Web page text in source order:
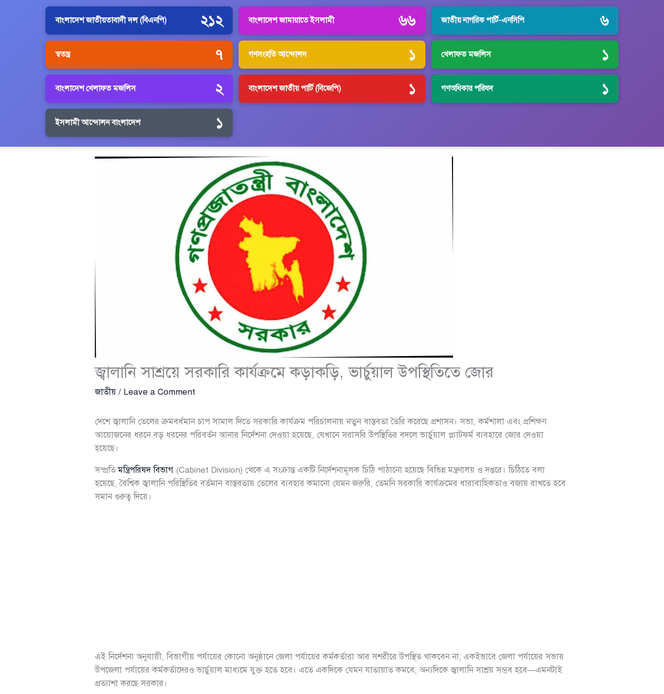
বাংলাদেশ জাতীয়তাবাদী দল (বিএনপি) ২১২ বাংলাদেশ জামায়াতে ইসলামী ৬৬ জাতীয় নাগরিক পার্টি-এনসিপি ৬
স্বতন্ত্র ৭ গণসংহতি আন্দোলন ১ খেলাফত মজলিস ১
বাংলাদেশ খেলাফত মজলিস ২ বাংলাদেশ জাতীয় পার্টি (বিজেপি) ১ গণঅধিকার পরিষদ ১
ইসলামী আন্দোলন বাংলাদেশ ১
জ্বালানি সাশ্রয়ে সরকারি কার্যক্রমে কড়াকড়ি, ভার্চুয়াল উপস্থিতিতে জোর
জাতীয় / Leave a Comment
দেশে জ্বালানি তেলের ক্রমবর্ধমান চাপ সামাল দিতে সরকারি কার্যক্রম পরিচালনায় নতুন বাস্তবতা তৈরি করেছে প্রশাসন। সভা, কর্মশালা এবং প্রশিক্ষণ
আয়োজনের ধরনে বড় ধরনের পরিবর্তন আনার নির্দেশনা দেওয়া হয়েছে, যেখানে সরাসরি উপস্থিতির বদলে ভার্চুয়াল প্ল্যাটফর্ম ব্যবহারে জোর দেওয়া
হয়েছে।
সম্প্রতিমন্ত্রিপরিষদ বিভাগ (Cabinet Division) থেকে এ সংক্রান্ত একটি নির্দেশনামূলক চিঠি পাঠানো হয়েছে বিভিন্ন মন্ত্রণালয় ও দপ্তরে। চিঠিতে বলা
হয়েছে, বৈশ্বিক জ্বালানি পরিস্থিতির বর্তমান বাস্তবতায় তেলের ব্যবহার কমানো যেমন জরুরি, তেমনি সরকারি কার্যক্রমের ধারাবাহিকতাও বজায় রাখতে হবে
সমান গুরুত্ব দিয়ে।
এই নির্দেশনা অনুযায়ী, বিভাগীয় পর্যায়ের কোনো অনুষ্ঠানে জেলা পর্যায়ের কর্মকর্তারা আর সশরীরে উপস্থিত থাকবেন না; একইভাবে জেলা পর্যায়ের সভায়
উপজেলা পর্যায়ের কর্মকর্তাদেরও ভার্চুয়াল মাধ্যমে যুক্ত হতে হবে। এতে একদিকে যেমন যাতায়াত কমবে, অন্যদিকে জ্বালানি সাশ্রয় সম্ভব হবে—এমনটাই
প্রত্যাশা করছে সরকার।